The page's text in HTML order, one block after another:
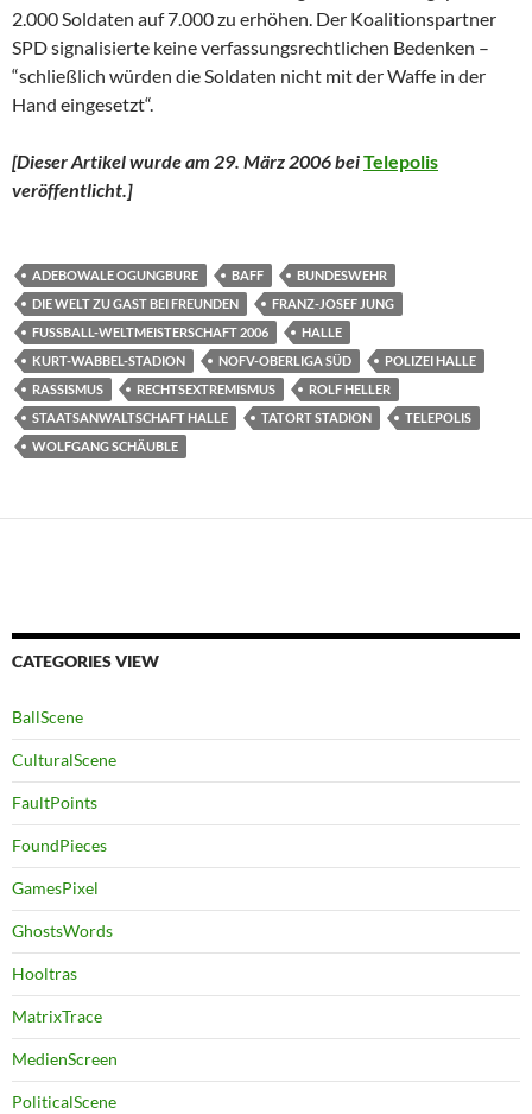
2.000 Soldaten auf 7.000 zu erhöhen. Der Koalitionspartner
SPD signalisierte keine verfassungsrechtlichen Bedenken –
“schließlich würden die Soldaten nicht mit der Waffe in der
Hand eingesetzt“.
[Dieser Artikel wurde am 29. März 2006 beiTelepolis
veröffentlicht.]
ADEBOWALE OGUNGBURE BAFF
BUNDESWEHR
DIE WELT ZU GAST BEI FREUNDEN
FRANZ-JOSEF JUNG
FUSSBALL-WELTMEISTERSCHAFT 2006
HALLE
KURT-WABBEL-STADION
NOFV-OBERLIGA SÜD
POLIZEI HALLE
RASSISMUS
RECHTSEXTREMISMUS
ROLF HELLER
STAATSANWALTSCHAFT HALLE
TATORT STADION
TELEPOLIS
WOLFGANG SCHÄUBLE
CATEGORIES VIEW
BallScene
CulturalScene
FaultPoints
FoundPieces
GamesPixel
GhostsWords
Hooltras
MatrixTrace
MedienScreen
PoliticalScene